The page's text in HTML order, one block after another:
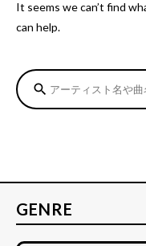
It seems we can’t find
can help.
search
GENRE